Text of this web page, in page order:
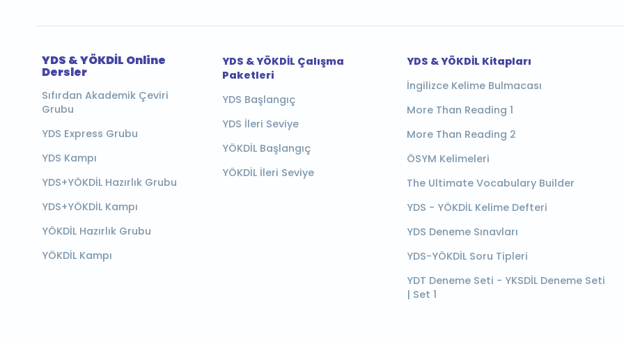
YDS & YÖKDİL Online
Dersler
Sıfırdan Akademik Çeviri
Grubu
YDS Express Grubu
YDS Kampı
YDS+YÖKDİL Hazırlık Grubu
YDS+YÖKDİL Kampı
YÖKDİL Hazırlık Grubu
YÖKDİL Kampı
YDS & YÖKDİL Çalışma
Paketleri
YDS Başlangıç
YDS İleri Seviye
YÖKDİL Başlangıç
YÖKDİL İleri Seviye
YDS & YÖKDİL Kitapları
İngilizce Kelime Bulmacası
More Than Reading 1
More Than Reading 2
ÖSYM Kelimeleri
The Ultimate Vocabulary Builder
YDS - YÖKDİL Kelime Defteri
YDS Deneme Sınavları
YDS-YÖKDİL Soru Tipleri
YDT Deneme Seti - YKSDİL Deneme Seti
| Set 1